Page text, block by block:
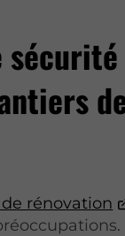
rénovation